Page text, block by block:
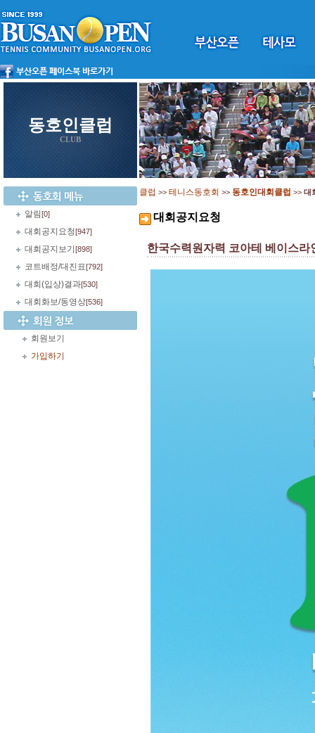
동호인클럽
CLUB
알림[0]
대회공지요청[947]
대회공지보기 [898]
코트배정/대진표[792]
대회(입상)결과[530]
대회화보/동영상[536]
회원보기
가입하기
클럽 >> 테니스동호회 >> 동호인대회클럽 >> 대
대회공지요청
한국수력원자력 코아테 베이스라